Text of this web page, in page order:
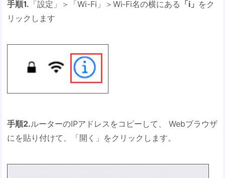
手順1. 「設定」＞「Wi-Fi」＞Wi‐Fi名の横にある 「i」 をク
リックします
手順2.ルーターのIPアドレスをコピーして、 Webブラウザ
にを貼り付けて、「開く」をクリックします。